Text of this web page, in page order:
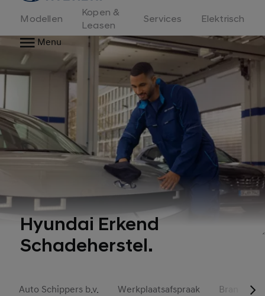
Modellen
Kopen &
Leasen
Services
Elektrisch
Menu
Hyundai Erkend
Schadeherstel.
Auto Schippers b.v. Werkplaatsafspraak Brand